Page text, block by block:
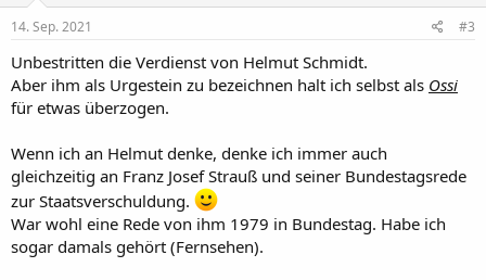
n
e
:
14. Sep. 2021 #3
Unbestritten die Verdienst von Helmut Schmidt.
Aber ihm als Urgestein zu bezeichnen halt ich selbst als Ossi
für etwas überzogen.
Wenn ich an Helmut denke, denke ich immer auch
gleichzeitig an Franz Josef Strauß und seiner Bundestagsrede
zur Staatsverschuldung.
War wohl eine Rede von ihm 1979 in Bundestag. Habe ich
sogar damals gehört (Fernsehen).